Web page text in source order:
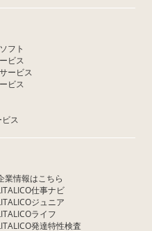
フト
ビス
ービス
ビス
ス
業情報はこちら
仕事ナビ
ジュニア
ライフ
発達特性検査